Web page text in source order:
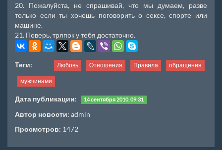
20. Пожалуйста, не спрашивай, что мы думаем, разве
только если ты хочешь поговорить о сексе, спорте или
машине.
21. Поверь, тряпок у тебя достаточно.
Теги: Любовь Отношения Правила обращения
мужчинами
Дата публикации: 14 сентября 2010, 09:31
Автор новости: admin
Просмотров: 1472